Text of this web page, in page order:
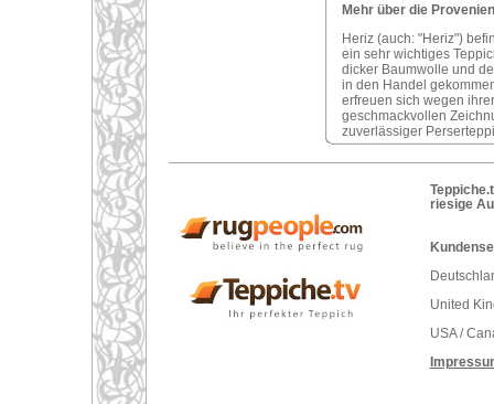
Mehr über die
Heriz (auch: "Heriz")
ein sehr wichtiges
dicker Baumwolle und
in den Handel
erfreuen sich wegen
geschmackvollen
zuverlässiger
riesige
United
USA /